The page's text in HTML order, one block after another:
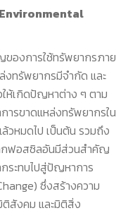
Environmental
องการใช้ทรัพยากรภาย
งทรัพยากรมีจำกัด และ
ห้เกิดปัญหาต่าง ๆ ตาม
รขาดแหล่งทรัพยากรใน
วหมดไป เป็นต้น รวมถึง
กฟอสซิลอันมีส่วนสำคัญ
ระทบไปสู่ปัญหาการ
ซึ่งสร้างความ
สังคม และมิติสิ่ง